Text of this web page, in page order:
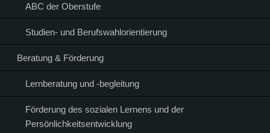
ABC der Oberstufe
Studien- und Berufswahlorientierung
Beratung & Förderung
Lernberatung und -begleitung
Förderung des sozialen Lernens und der
Persönlichkeitsentwicklung